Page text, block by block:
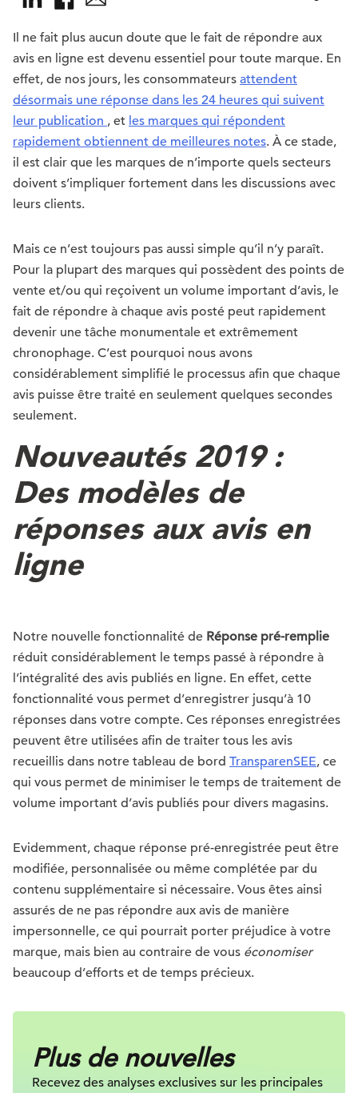
Il ne fait plus aucun doute que le fait de répondre aux
avis en ligne est devenu essentiel pour toute marque. En
effet, de nos jours, les consommateurs attendent
désormais une réponse dans les 24 heures qui suivent
leur publication , et les marques qui répondent
rapidement obtiennent de meilleures notes. À ce stade,
il est clair que les marques de n’importe quels secteurs
doivent s’impliquer fortement dans les discussions avec
leurs clients.
Mais ce n’est toujours pas aussi simple qu’il n’y paraît.
Pour la plupart des marques qui possèdent des points de
vente et/ou qui reçoivent un volume important d’avis, le
fait de répondre à chaque avis posté peut rapidement
devenir une tâche monumentale et extrêmement
chronophage. C’est pourquoi nous avons
considérablement simplifié le processus afin que chaque
avis puisse être traité en seulement quelques secondes
seulement.
Nouveautés 2019 :
Des modèles de
réponses aux avis en
ligne
Notre nouvelle fonctionnalité de Réponse pré-remplie
réduit considérablement le temps passé à répondre à
l’intégralité des avis publiés en ligne. En effet, cette
fonctionnalité vous permet d’enregistrer jusqu’à 10
réponses dans votre compte. Ces réponses enregistrées
peuvent être utilisées afin de traiter tous les avis
recueillis dans notre tableau de bord TransparenSEE, ce
qui vous permet de minimiser le temps de traitement de
volume important d’avis publiés pour divers magasins.
Evidemment, chaque réponse pré-enregistrée peut être
modifiée, personnalisée ou même complétée par du
contenu supplémentaire si nécessaire. Vous êtes ainsi
assurés de ne pas répondre aux avis de manière
impersonnelle, ce qui pourrait porter préjudice à votre
marque, mais bien au contraire de vous économiser
beaucoup d’efforts et de temps précieux.
Plus de nouvelles
Recevez des analyses exclusives sur les principales